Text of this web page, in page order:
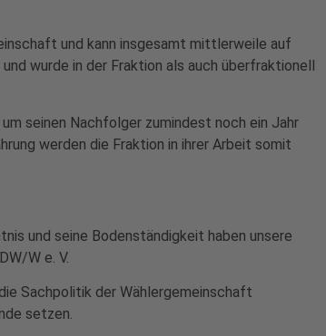
und kann insgesamt mittlerweile auf
wurde in der Fraktion als auch überfraktionell
seinen Nachfolger zumindest noch ein Jahr
werden die Fraktion in ihrer Arbeit somit
und seine Bodenständigkeit haben unsere
W e. V.
Sachpolitik der Wählergemeinschaft
setzen.